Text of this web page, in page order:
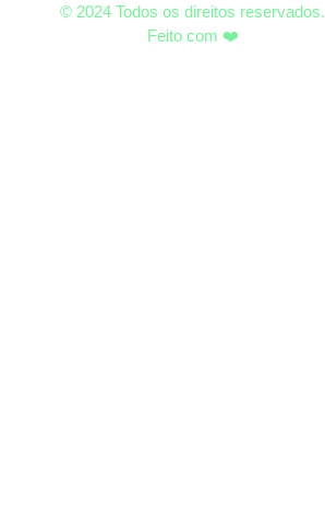
© 2024 Todos os direitos reservados.
Feito com ❤️